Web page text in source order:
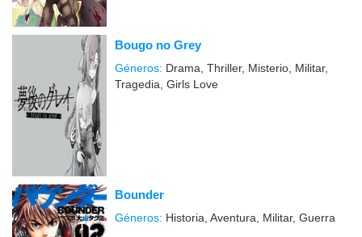
Bougo no Grey
Géneros: Drama, Thriller, Misterio, Militar,
Tragedia, Girls Love
Bounder
Géneros: Historia, Aventura, Militar, Guerra